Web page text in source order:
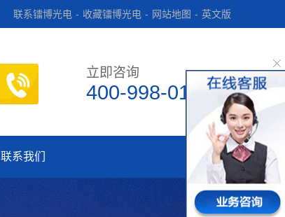
联系镭博光电 - 收藏镭博光电 - 网站地图 - 英文版
立即咨询
400-998-0182
联系我们